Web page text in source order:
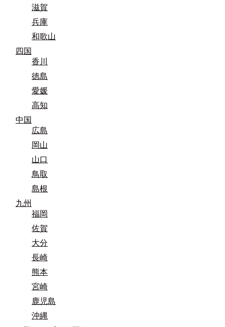
滋賀
兵庫
和歌山
四国
香川
徳島
愛媛
高知
中国
広島
岡山
山口
鳥取
島根
九州
福岡
佐賀
大分
長崎
熊本
宮崎
鹿児島
沖縄